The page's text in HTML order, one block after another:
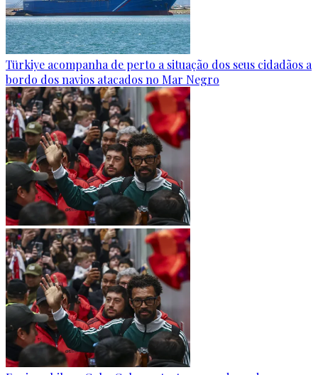
Türkiye acompanha de perto a situação dos seus cidadãos a
bordo dos navios atacados no Mar Negro